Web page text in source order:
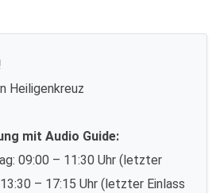
Heiligenkreuz
mit Audio Guide:
09:00 – 11:30 Uhr (letzter
13:30 – 17:15 Uhr (letzter Einlass